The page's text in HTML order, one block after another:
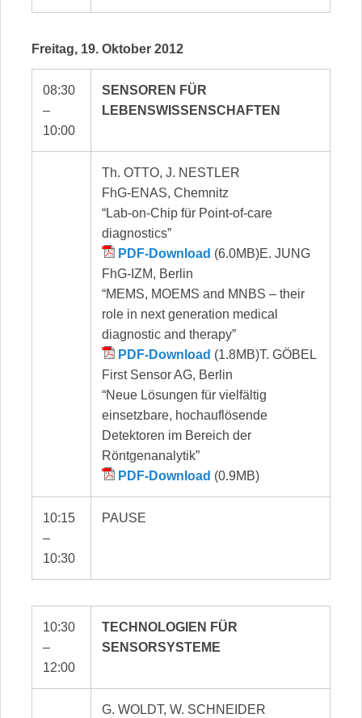
Freitag, 19. Oktober 2012
08:30
–
10:00
SENSOREN FÜR
LEBENSWISSENSCHAFTEN
Th. OTTO, J. NESTLER
FhG-ENAS, Chemnitz
“Lab-on-Chip für Point-of-care
diagnostics”
PDF-Download (6.0MB)E. JUNG
FhG-IZM, Berlin
“MEMS, MOEMS and MNBS – their
role in next generation medical
diagnostic and therapy”
PDF-Download (1.8MB)T. GÖBEL
First Sensor AG, Berlin
“Neue Lösungen für vielfältig
einsetzbare, hochauflösende
Detektoren im Bereich der
Röntgenanalytik”
PDF-Download (0.9MB)
10:15
–
10:30
PAUSE
10:30
–
12:00
TECHNOLOGIEN FÜR
SENSORSYSTEME
G. WOLDT, W. SCHNEIDER